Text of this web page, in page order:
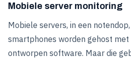
Mobiele server monitoring
Mobiele servers, in een
smartphones worden gehost
ontworpen software. Maar die